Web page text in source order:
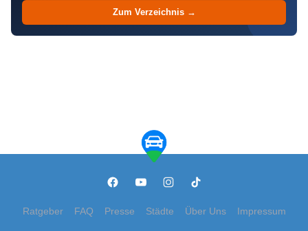
Zum Verzeichnis →
Ratgeber FAQ Presse Städte Über Uns Impressum